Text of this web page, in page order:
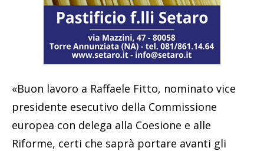
«Buon lavoro a Raffaele Fitto, nominato vice
presidente esecutivo della Commissione
europea con delega alla Coesione e alle
Riforme, certi che saprà portare avanti gli